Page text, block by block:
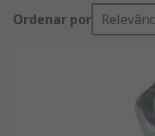
acabados.• Son
Accesibles desde 360
Industrial general•
Entusiastas del
Ordenar por